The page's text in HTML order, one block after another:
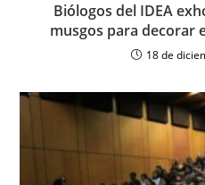
Biólogos del IDEA
musgos para decorar
18 de